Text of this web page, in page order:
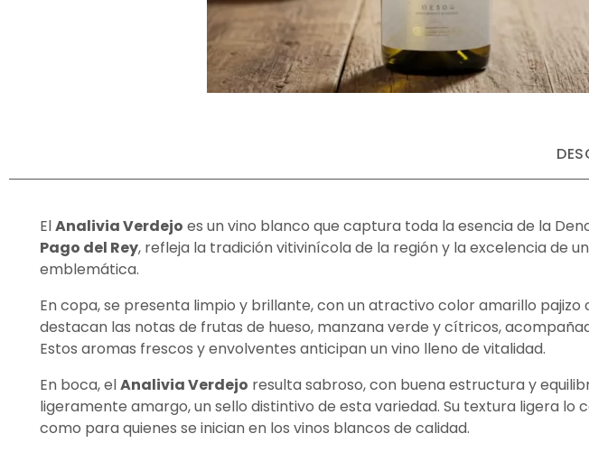
ElAnalivia Verdejo es un vino blanco que captura toda la esencia de la
Pago del Rey, refleja la tradición vitivinícola de la región y la excelencia de
emblemática.
En copa, se presenta limpio y brillante, con un atractivo color amarillo
destacan las notas de frutas de hueso, manzana verde y cítricos,
Estos aromas frescos y envolventes anticipan un vino lleno de vitalidad.
En boca, elAnalivia Verdejo resulta sabroso, con buena estructura y
ligeramente amargo, un sello distintivo de esta variedad. Su textura ligera
como para quienes se inician en los vinos blancos de calidad.